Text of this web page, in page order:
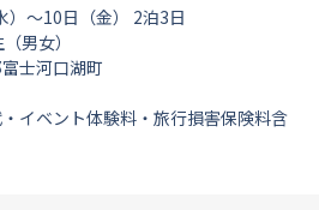
）〜10日（金） 2泊3日
男女）
士河口湖町
イベント体験料・旅行損害保険料含